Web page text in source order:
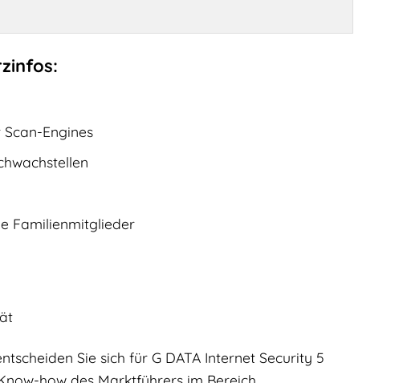
Engines
Familienmitglieder
Sie sich für G DATA Internet Security 5